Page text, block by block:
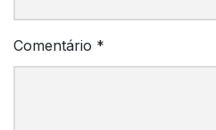
Comentário *